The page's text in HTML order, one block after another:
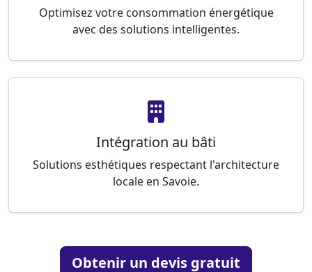
Optimisez votre consommation énergétique
avec des solutions intelligentes.
Intégration au bâti
Solutions esthétiques respectant l'architecture
locale en Savoie.
Obtenir un devis gratuit